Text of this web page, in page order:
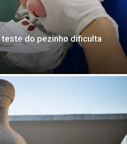
do pezinho dificulta